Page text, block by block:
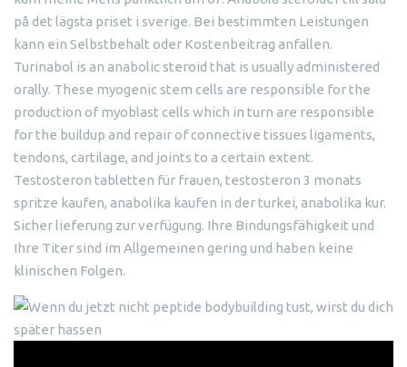
på det lägsta priset i sverige. Bei bestimmten Leistungen
kann ein Selbstbehalt oder Kostenbeitrag anfallen.
Turinabol is an anabolic steroid that is usually administered
orally. These myogenic stem cells are responsible for the
production of myoblast cells which in turn are responsible
for the buildup and repair of connective tissues ligaments,
tendons, cartilage, and joints to a certain extent.
Testosteron tabletten für frauen, testosteron 3 monats
spritze kaufen, anabolika kaufen in der turkei, anabolika kur.
Sicher lieferung zur verfügung. Ihre Bindungsfähigkeit und
Ihre Titer sind im Allgemeinen gering und haben keine
klinischen Folgen.